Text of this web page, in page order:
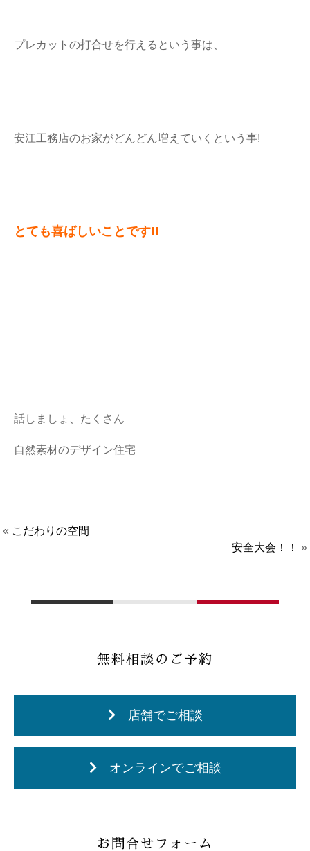
プレカットの打合せを行えるという事は、
安江工務店のお家がどんどん増えていくという事!
とても喜ばしいことです!!
話しましょ、たくさん
自然素材のデザイン住宅
« こだわりの空間
安全大会！！
»
無料相談のご予約
店舗でご相談
オンラインでご相談
お問合せフォーム